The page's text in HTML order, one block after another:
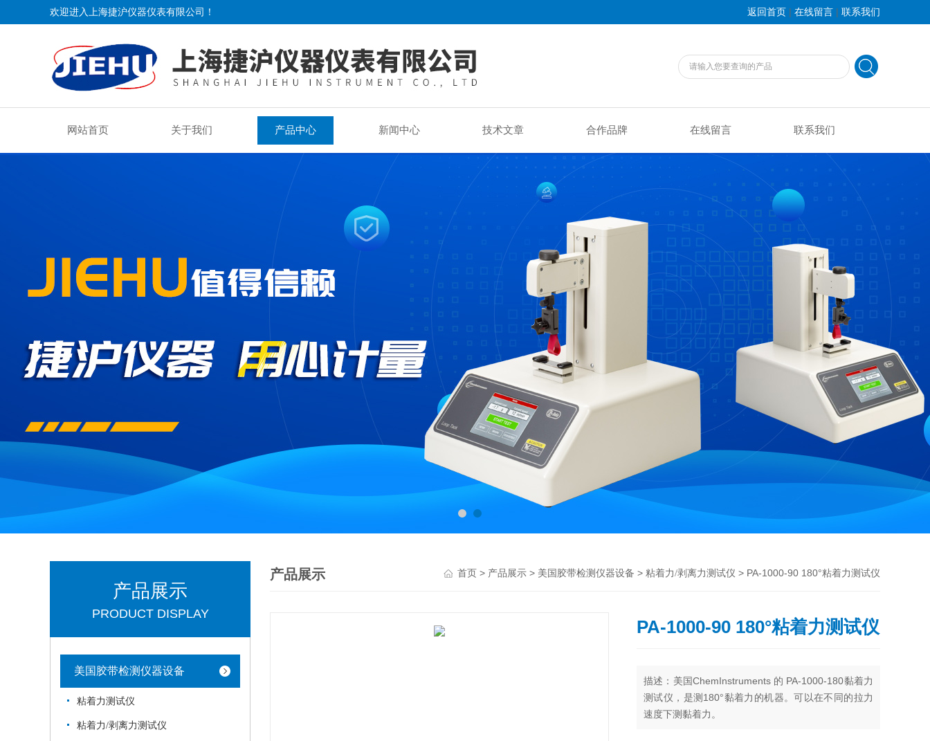
欢迎进入上海捷沪仪器仪表有限公司！ 返回首页 | 在线留言 | 联系我们
网站首页 关于我们 产品中心 新闻中心 技术文章 合作品牌 在线留言 联系我们
产品展示
PRODUCT DISPLAY
美国胶带检测仪器设备
粘着力测试仪
粘着力/剥离力测试仪
产品展示 首页 > 产品展示 > 美国胶带检测仪器设备 > 粘着力/剥离力测试仪 > PA-1000-90 180°粘着力测试仪
PA-1000-90 180°粘着力测试仪
描述：美国ChemInstruments 的 PA-1000-180黏着力
测试仪，是测180°黏着力的机器。可以在不同的拉力
速度下测黏着力。